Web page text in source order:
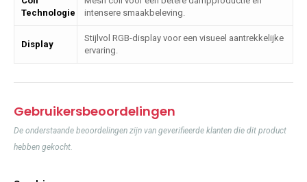
Technologie
intensere smaakbeleving.
Display
Stijlvol RGB-display voor een visueel aantrekkelijke
ervaring.
Gebruikersbeoordelingen
De onderstaande beoordelingen zijn van geverifieerde klanten die dit product
hebben gekocht.